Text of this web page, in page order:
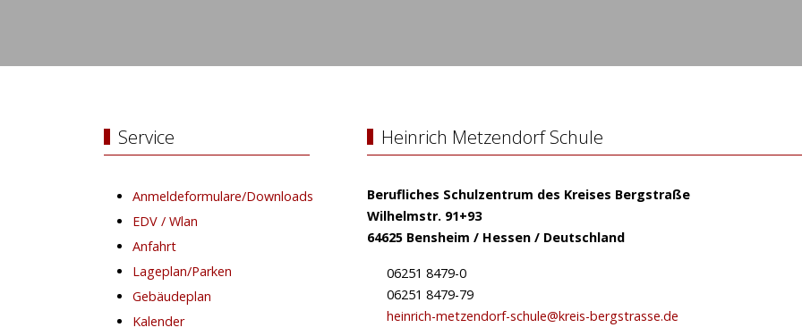
Service
Anmeldeformulare/Downloads
EDV / Wlan
Anfahrt
Lageplan/Parken
Gebäudeplan
Kalender
Heinrich Metzendorf Schule
Berufliches Schulzentrum des Kreises Bergstraße
Wilhelmstr. 91+93
64625 Bensheim / Hessen / Deutschland
06251 8479-0
06251 8479-79
heinrich-metzendorf-schule@kreis-bergstrasse.de